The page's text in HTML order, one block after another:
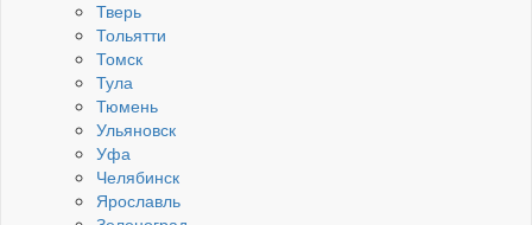
Тверь
Тольятти
Томск
Тула
Тюмень
Ульяновск
Уфа
Челябинск
Ярославль